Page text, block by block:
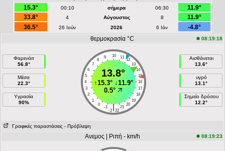
15.3°
00:10 σήμερα 06:30
11.9°
33.8°
4 Αύγουστος 8
11.9°
36.5°
26 Ιούν 2026 6 Ιάν
-4.8°
θερμοκρασία °C
08:19:18
Φαρενάιτ
56.8°
Μέσα
22.3°
Υγρασία
90%
10
9 11
8
12
7
13
6
14
5
15
4
16
3
17
2
18
1
19
0
20
-1 21
|
-2 22
13.8°
↑15.3°↓11.9°
0.5°
Αισθάνεται
13.6°
υγρό
13.1°
Σημείο δρόσου
12.2°
Γραφικές παραστάσεις - Πρόβλεψη
Ανεμος | Ριπή - km/h 08:19:23